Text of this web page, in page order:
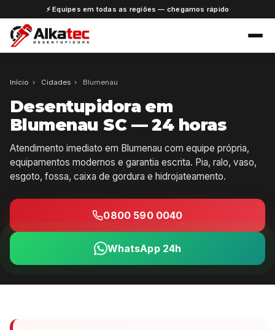
⚡ Equipes em todas as regiões — chegamos rápido
Início › Cidades › Blumenau
Desentupidora em
Blumenau SC — 24 horas
Atendimento imediato em Blumenau com equipe própria,
equipamentos modernos e garantia escrita. Pia, ralo, vaso,
esgoto, fossa, caixa de gordura e hidrojateamento.
0800 590 0040
WhatsApp 24h